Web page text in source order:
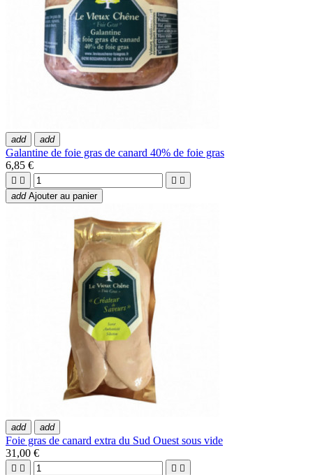
add add
Galantine de foie gras de canard 40% de foie gras
6,85 €
   
add Ajouter au panier
add add
Foie gras de canard extra du Sud Ouest sous vide
31,00 €
   